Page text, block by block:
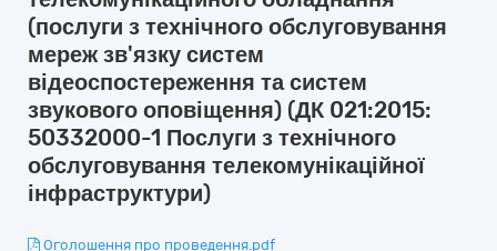
(послуги з технічного обслуговування
мереж зв'язку систем
відеоспостереження та систем
звукового оповіщення) (ДК 021:2015:
50332000-1 Послуги з технічного
обслуговування телекомунікаційної
інфраструктури)
Оголошення про проведення.pdf